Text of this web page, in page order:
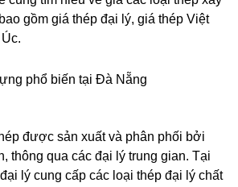
gồm giá thép đại lý, giá thép Việt
phổ biến tại Đà Nẵng
được sản xuất và phân phối bởi
thông qua các đại lý trung gian. Tại
lý cung cấp các loại thép đại lý chất